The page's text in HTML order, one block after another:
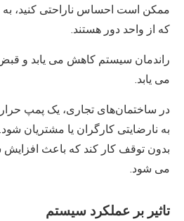
ممکن است احساس ناراحتی کنید،
که از واحد دور هستند.
راندمان سیستم کاهش می یابد و
می یابد.
در ساختمان‌های تجاری، یک پمپ
به نارضایتی کارگران یا مشتریان
بدون توقف کار کند که باعث
می شود.
تاثیر بر عملکرد سیستم